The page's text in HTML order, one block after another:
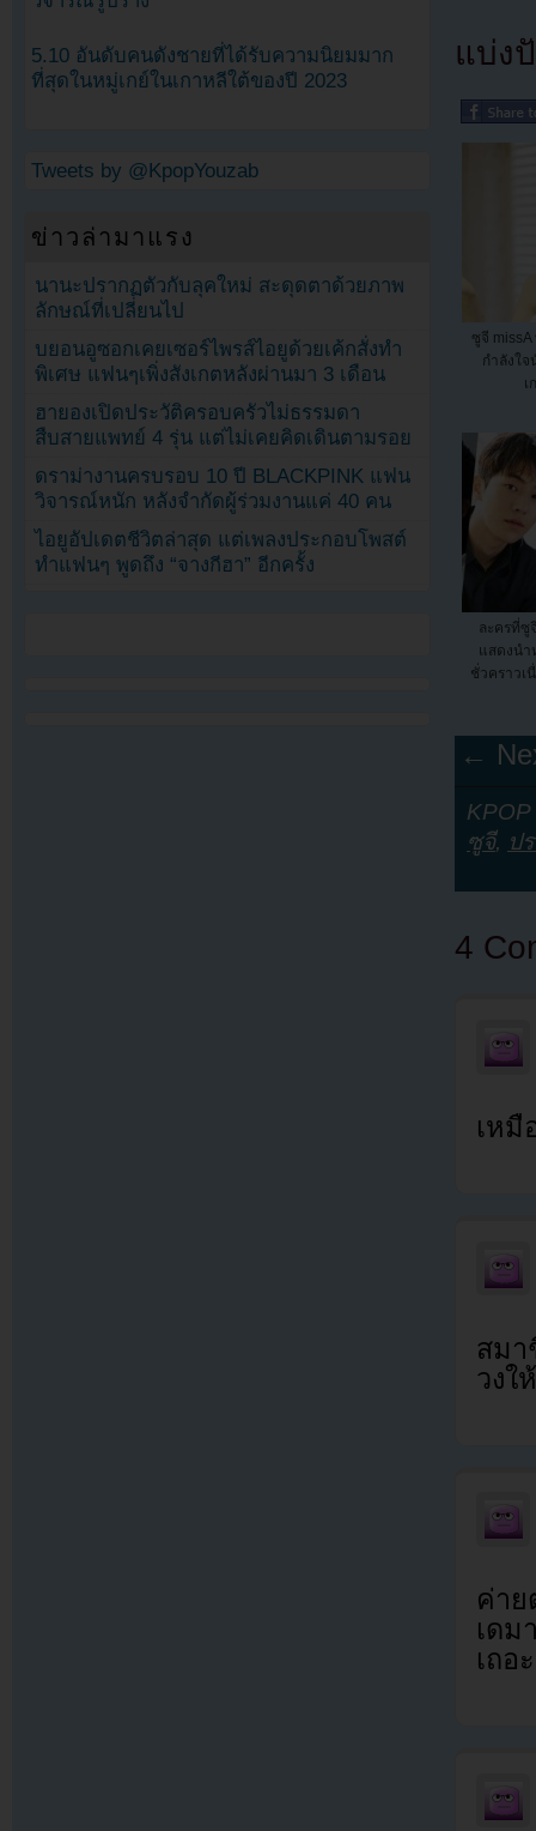
แบ่ง
ซูจี
กำลังใ
เ
ละครที่ซู
แสดงนำ
ชั่วคราวเ
←
ซูจี, ป
4
เหมื
สมา
วงใ
ค่าย
เดม
เถอ
5.10 อันดับคนดังชายที่ได้รับความนิยมมาก
ที่สุดในหมู่เกย์ในเกาหลีใต้ของปี 2023
Tweets by @KpopYouzab
ข่าวล่ามาแรง
นานะปรากฏตัวกับลุคใหม่ สะดุดตาด้วยภาพ
ลักษณ์ที่เปลี่ยนไป
บยอนอูซอกเคยเซอร์ไพรส์ไอยูด้วยเค้กสั่งทำ
พิเศษ แฟนๆเพิ่งสังเกตหลังผ่านมา 3 เดือน
ฮายองเปิดประวัติครอบครัวไม่ธรรมดา
สืบสายแพทย์ 4 รุ่น แต่ไม่เคยคิดเดินตามรอย
ดราม่างานครบรอบ 10 ปี BLACKPINK แฟน
วิจารณ์หนัก หลังจำกัดผู้ร่วมงานแค่ 40 คน
ไอยูอัปเดตชีวิตล่าสุด แต่เพลงประกอบโพสต์
ทำแฟนๆ พูดถึง “จางกีฮา” อีกครั้ง